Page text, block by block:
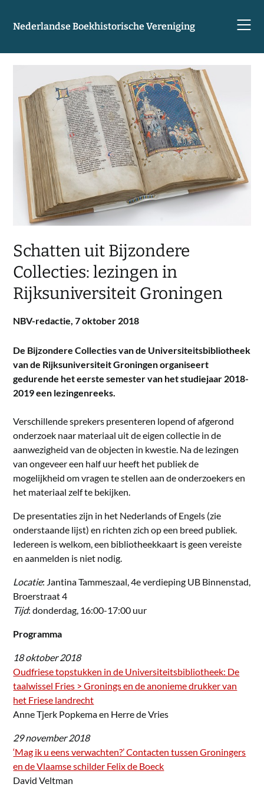
Nederlandse Boekhistorische Vereniging
Schatten uit Bijzondere
Collecties: lezingen in
Rijksuniversiteit Groningen
NBV-redactie,7 oktober 2018
De Bijzondere Collecties van de Universiteitsbibliotheek
van de Rijksuniversiteit Groningen organiseert
gedurende het eerste semester van het studiejaar 2018-
2019 een lezingenreeks.
Verschillende sprekers presenteren lopend of afgerond
onderzoek naar materiaal uit de eigen collectie in de
aanwezigheid van de objecten in kwestie. Na de lezingen
van ongeveer een half uur heeft het publiek de
mogelijkheid om vragen te stellen aan de onderzoekers en
het materiaal zelf te bekijken.
De presentaties zijn in het Nederlands of Engels (zie
onderstaande lijst) en richten zich op een breed publiek.
Iedereen is welkom, een bibliotheekkaart is geen vereiste
en aanmelden is niet nodig.
Locatie: Jantina Tammeszaal, 4e verdieping UB Binnenstad,
Broerstraat 4
Tijd: donderdag, 16:00-17:00 uur
Programma
18 oktober 2018
Oudfriese topstukken in de Universiteitsbibliotheek: De
taalwissel Fries > Gronings en de anonieme drukker van
het Friese landrecht
Anne Tjerk Popkema en Herre de Vries
29 november 2018
‘Mag ik u eens verwachten?’ Contacten tussen Groningers
en de Vlaamse schilder Felix de Boeck
David Veltman